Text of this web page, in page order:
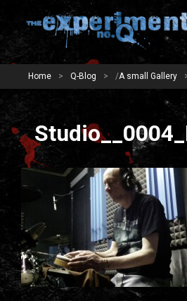
Home > Q-Blog > /A small Gallery